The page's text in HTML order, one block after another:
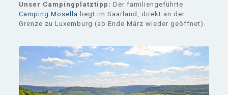
Unser Campingplatztipp: Der familiengeführte
Camping Mosella
liegt im Saarland, direkt an der
Grenze zu Luxemburg (ab Ende März wieder geöffnet).